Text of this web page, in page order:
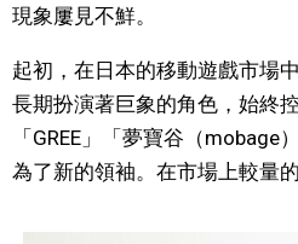
現象屢見不鮮。
起初，在日本的移動遊戲市場
長期扮演著巨象的角色，始終
「GREE」「夢寶谷（
為了新的領袖。在市場上較量